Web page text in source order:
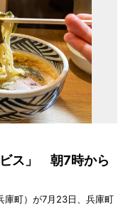
ス」 朝7時から
庫町）が7月23日、兵庫町